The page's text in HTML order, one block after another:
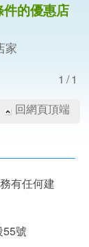
的優惠店
家
1/1
回網頁頂端
有任何建
55號